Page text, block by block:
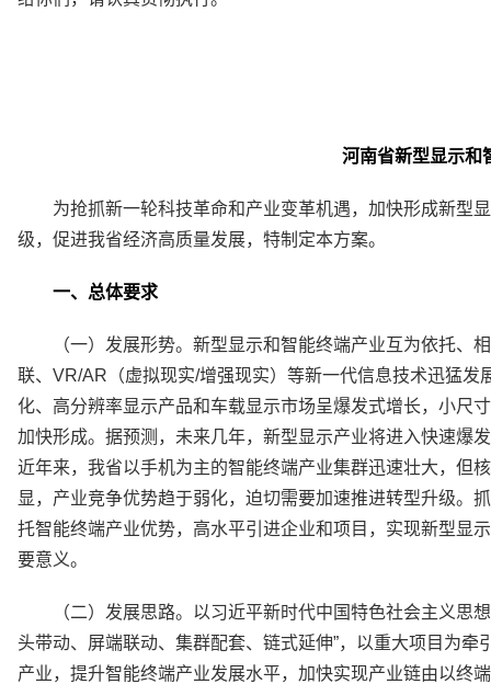
河南省新型显示和
为抢抓新一轮科技革命和产业变革机遇，加快形成新型
级，促进我省经济高质量发展，特制定本方案。
一、总体要求
（一）发展形势。新型显示和智能终端产业互为依托
联、VR/AR（虚拟现实/增强现实）等新一代信息技术迅猛
化、高分辨率显示产品和车载显示市场呈爆发式增长，小尺
加快形成。据预测，未来几年，新型显示产业将进入快速爆
近年来，我省以手机为主的智能终端产业集群迅速壮大，但
显，产业竞争优势趋于弱化，迫切需要加速推进转型升级。
托智能终端产业优势，高水平引进企业和项目，实现新型显
要意义。
（二）发展思路。以习近平新时代中国特色社会主义思
头带动、屏端联动、集群配套、链式延伸”，以重大项目为
产业，提升智能终端产业发展水平，加快实现产业链由以终